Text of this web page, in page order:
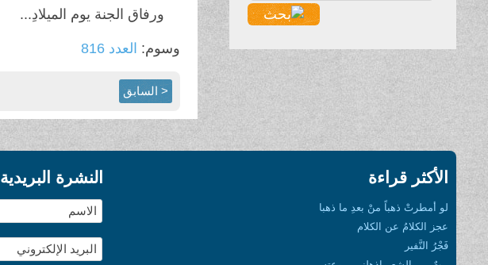
ورفاق الجنة يوم الميلادِ...
وسوم: العدد 816
< السابق
الأكثر قراءة
لو أمطرتْ ذهباً منْ بعدِ ما ذهبا
عجز الكلامُ عن الكلام
فَجْرُ النَّفير
النشرة البريدية